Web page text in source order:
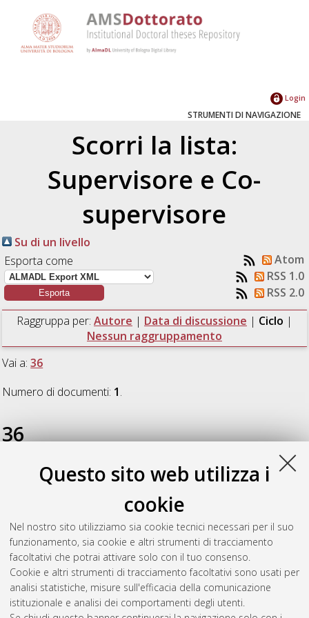
Questo sito web utilizza i
cookie
Nel nostro sito utilizziamo sia cookie tecnici necessari per il suo
funzionamento, sia cookie e altri strumenti di tracciamento
facoltativi che potrai attivare solo con il tuo consenso.
Cookie e altri strumenti di tracciamento facoltativi sono usati per
analisi statistiche, misure sull'efficacia della comunicazione
istituzionale e analisi dei comportamenti degli utenti.
Login
STRUMENTI DI NAVIGAZIONE
Scorri la lista:
Supervisore e Co-
supervisore
Su di un livello
Esporta come
Atom
RSS 1.0
RSS 2.0
Raggruppa per: Autore | Data di discussione | Ciclo |
Nessun raggruppamento
Vai a:36
Numero di documenti: 1.
36
Du, Zhiqiang(2024) Bridging the gap:exploring the cognitive
impact of InterpretBank on Chinese interpreting trainees
[Dissertation thesis], Alma Mater Studiorum Università di
Bologna. Dottorato di ricerca inTraduzione, interpretazione e
interculturalità, 36 Ciclo. DOI
10.48676/unibo/amsdottorato/11584.
Questa lista e' stata generata il Thu Aug 6 20:45:37 2026